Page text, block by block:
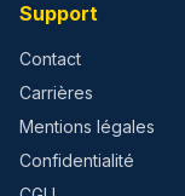
Support
Contact
Carrières
Mentions légales
Confidentialité